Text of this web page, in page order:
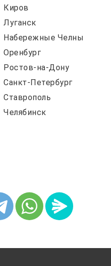
Киров
Луганск
Набережные Челны
Оренбург
Ростов-на-Дону
Санкт-Петербург
Ставрополь
Челябинск